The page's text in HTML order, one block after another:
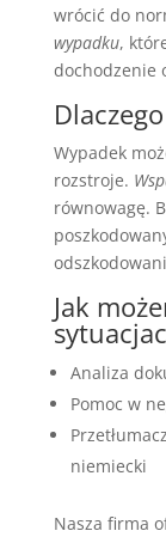
wrócić do
wypadku,
dochodzenie
Wypadek
rozstroje.
równowagę.
Jak
Analiza
Pomoc w
niemiecki
Nasza firma